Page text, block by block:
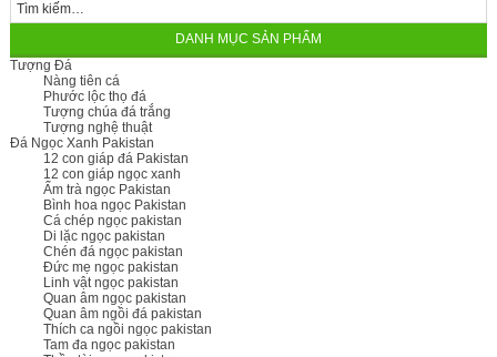
DANH MỤC SẢN PHẨM
Tượng Đá
Nàng tiên cá
Phước lộc thọ đá
Tượng chúa đá trắng
Tượng nghệ thuật
Đá Ngọc Xanh Pakistan
12 con giáp đá Pakistan
12 con giáp ngọc xanh
Ấm trà ngọc Pakistan
Bình hoa ngọc Pakistan
Cá chép ngọc pakistan
Di lặc ngọc pakistan
Chén đá ngọc pakistan
Đức mẹ ngọc pakistan
Linh vật ngọc pakistan
Quan âm ngọc pakistan
Quan âm ngồi đá pakistan
Thích ca ngồi ngọc pakistan
Tam đa ngọc pakistan